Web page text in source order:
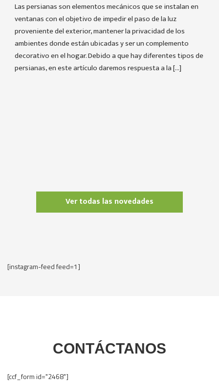
Las persianas son elementos mecánicos que se instalan en
ventanas con el objetivo de impedir el paso de la luz
proveniente del exterior, mantener la privacidad de los
ambientes donde están ubicadas y ser un complemento
decorativo en el hogar. Debido a que hay diferentes tipos de
persianas, en este artículo daremos respuesta a la […]
Ver todas las novedades
[instagram-feed feed=1]
CONTÁCTANOS
[ccf_form id="2468"]